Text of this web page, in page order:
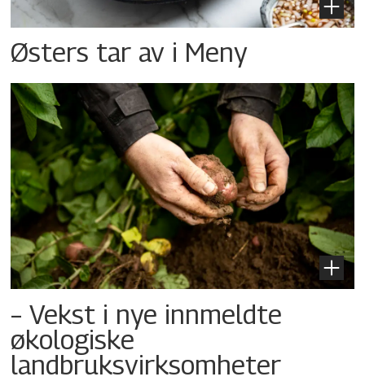
Østers tar av i Meny
– Vekst i nye innmeldte
økologiske
landbruksvirksomheter